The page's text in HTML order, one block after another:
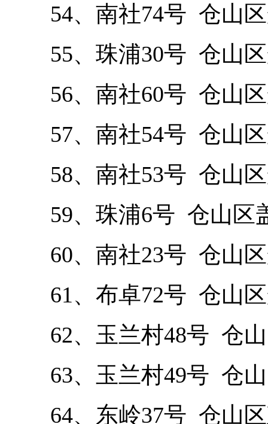
54、南社74号 仓山区
55、珠浦30号 仓山区
56、南社60号 仓山区
57、南社54号 仓山区
58、南社53号 仓山区
59、珠浦6号 仓山区
60、南社23号 仓山区
61、布卓72号 仓山区
62、玉兰村48号 仓山
63、玉兰村49号 仓山
64、东岭37号 仓山区